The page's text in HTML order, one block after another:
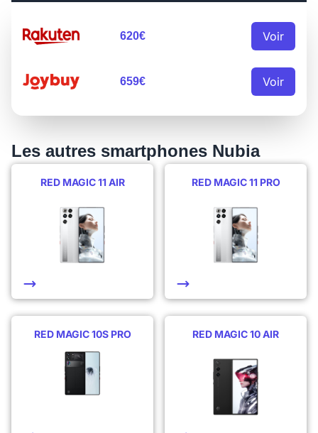
620€ Voir
659€ Voir
Les autres smartphones Nubia
RED MAGIC 11 AIR RED MAGIC 11 PRO
RED MAGIC 10S PRO RED MAGIC 10 AIR